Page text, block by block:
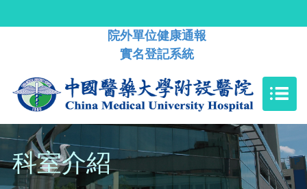
院外單位健康通報
實名登記系統
科室介紹